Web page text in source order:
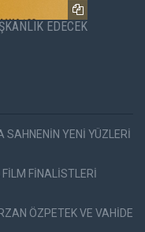
EDECEK
SAHNENİN YENİ YÜZLERİ
FİNALİSTLERİ
ÖZPETEK VE VAHİDE